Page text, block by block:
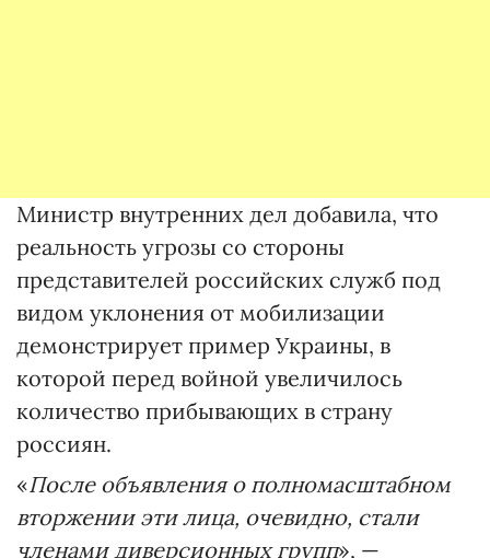
Министр внутренних дел добавила, что
реальность угрозы со стороны
представителей российских служб под
видом уклонения от мобилизации
демонстрирует пример Украины, в
которой перед войной увеличилось
количество прибывающих в страну
россиян.
«После объявления о полномасштабном
вторжении эти лица, очевидно, стали
членами диверсионных групп», —